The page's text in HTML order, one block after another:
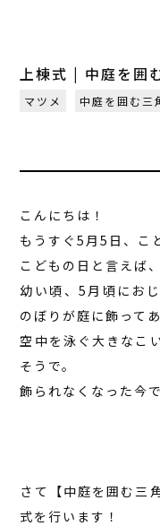
上棟式 | 中庭を囲
マツメ 中庭を囲む三
こんにちは！
もうすぐ5月5日、こ
こどもの日と言えば、
幼い頃、5月頃にお
のぼりが庭に飾って
空中を泳ぐ大きなこ
そうで。
飾られなくなった今
さて【中庭を囲む三
式を行います！